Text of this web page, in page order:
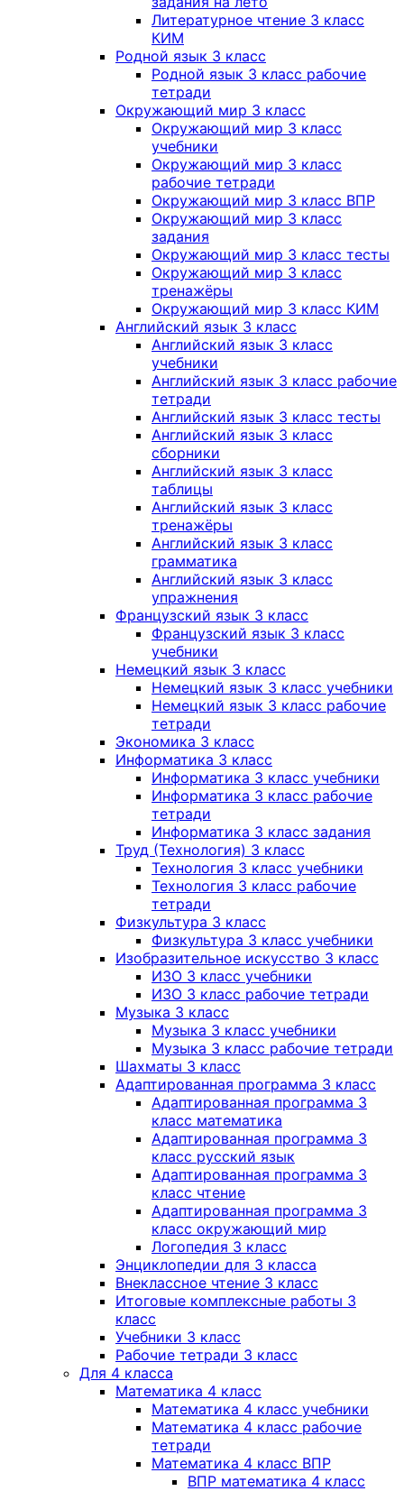
Литературное чтение 3 класс
КИМ
Родной язык 3 класс
Родной язык 3 класс рабочие
тетради
Окружающий мир 3 класс
Окружающий мир 3 класс
учебники
Окружающий мир 3 класс
рабочие тетради
Окружающий мир 3 класс ВПР
Окружающий мир 3 класс
задания
Окружающий мир 3 класс тесты
Окружающий мир 3 класс
тренажёры
Окружающий мир 3 класс КИМ
Английский язык 3 класс
Английский язык 3 класс
учебники
Английский язык 3 класс рабочие
тетради
Английский язык 3 класс тесты
Английский язык 3 класс
сборники
Английский язык 3 класс
таблицы
Английский язык 3 класс
тренажёры
Английский язык 3 класс
грамматика
Английский язык 3 класс
упражнения
Французский язык 3 класс
Французский язык 3 класс
учебники
Немецкий язык 3 класс
Немецкий язык 3 класс учебники
Немецкий язык 3 класс рабочие
тетради
Экономика 3 класс
Информатика 3 класс
Информатика 3 класс учебники
Информатика 3 класс рабочие
тетради
Информатика 3 класс задания
Труд (Технология) 3 класс
Технология 3 класс учебники
Технология 3 класс рабочие
тетради
Физкультура 3 класс
Физкультура 3 класс учебники
Изобразительное искусство 3 класс
ИЗО 3 класс учебники
ИЗО 3 класс рабочие тетради
Музыка 3 класс
Музыка 3 класс учебники
Музыка 3 класс рабочие тетради
Шахматы 3 класс
Адаптированная программа 3 класс
Адаптированная программа 3
класс математика
Адаптированная программа 3
класс русский язык
Адаптированная программа 3
класс чтение
Адаптированная программа 3
класс окружающий мир
Логопедия 3 класс
Энциклопедии для 3 класса
Внеклассное чтение 3 класс
Итоговые комплексные работы 3
класс
Учебники 3 класс
Рабочие тетради 3 класс
Для 4 класса
Математика 4 класс
Математика 4 класс учебники
Математика 4 класс рабочие
тетради
Математика 4 класс ВПР
ВПР математика 4 класс